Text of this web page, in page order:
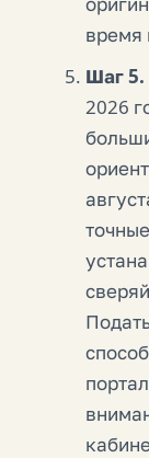
время
Шаг 5.
2026